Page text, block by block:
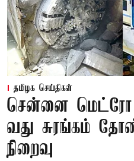
தமிழக செய்திகள்
சென்னை மெட்ரோ
வது சுரங்கம்
நிறைவு